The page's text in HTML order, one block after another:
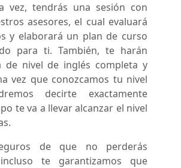
vez, tendrás una sesión con
asesores, el cual evaluará
y elaborará un plan de curso
para ti. También, te harán
de nivel de inglés completa y
vez que conozcamos tu nivel
decirte exactamente
te va a llevar alcanzar el nivel
de que no perderás
te garantizamos que